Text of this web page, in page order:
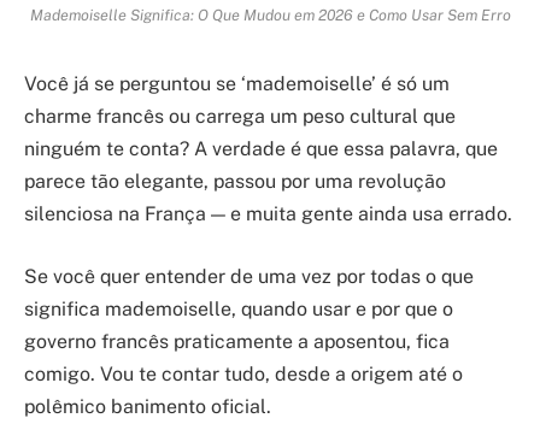
Mademoiselle Significa: O Que Mudou em 2026 e Como Usar Sem Erro
Você já se perguntou se ‘mademoiselle’ é só um
charme francês ou carrega um peso cultural que
ninguém te conta? A verdade é que essa palavra, que
parece tão elegante, passou por uma revolução
silenciosa na França — e muita gente ainda usa errado.
Se você quer entender de uma vez por todas o que
significa mademoiselle, quando usar e por que o
governo francês praticamente a aposentou, fica
comigo. Vou te contar tudo, desde a origem até o
polêmico banimento oficial.